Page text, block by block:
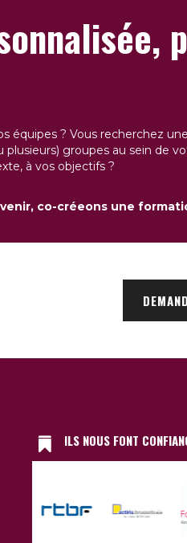
? Vous recherchez
groupes au sein de
à vos objectifs ?
co-créeons une
ILS NOUS FONT